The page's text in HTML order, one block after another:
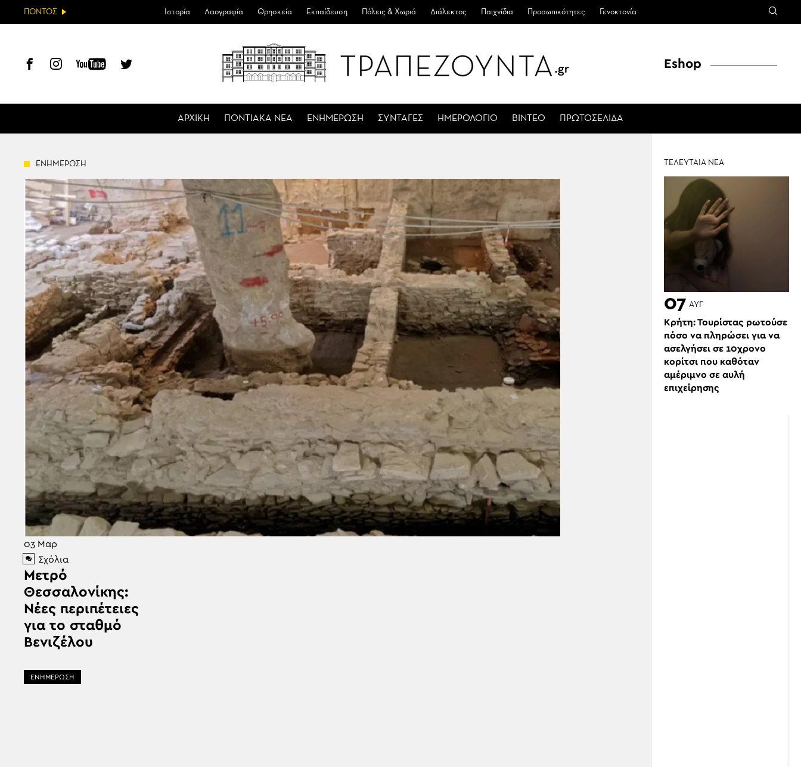
ΠΟΝΤΟΣ Ιστορία Λαογραφία Θρησκεία Εκπαίδευση Πόλεις & Χωριά Διάλεκτος Παιχνίδια Προσωπικότητες Γενοκτονία
ΑΡΧΙΚΗ ΠΟΝΤΙΑΚΑ ΝΕΑ ΕΝΗΜΕΡΩΣΗ ΣΥΝΤΑΓΕΣ ΗΜΕΡΟΛΟΓΙΟ ΒΙΝΤΕΟ ΠΡΩΤΟΣΕΛΙΔΑ
Eshop
ΕΝΗΜΕΡΩΣΗ
03 Μαρ
Σχόλια
Μετρό
Θεσσαλονίκης:
Νέες περιπέτειες
για το σταθμό
Βενιζέλου
ΕΝΗΜΕΡΩΣΗ
ΤΕΛΕΥΤΑΙΑ ΝΕΑ
07 ΑΥΓ
Κρήτη: Τουρίστας ρωτούσε
πόσο να πληρώσει για να
ασελγήσει σε 10χρονο
κορίτσι που καθόταν
αμέριμνο σε αυλή
επιχείρησης